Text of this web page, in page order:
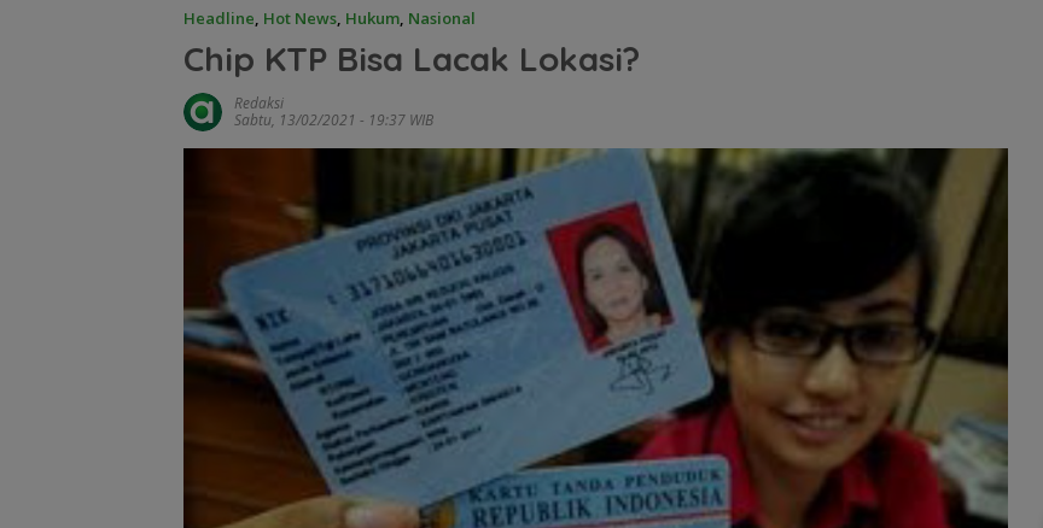
Headline, Hot News, Hukum, Nasional
Chip KTP Bisa Lacak Lokasi?
Redaksi
Sabtu, 13/02/2021 - 19:37 WIB